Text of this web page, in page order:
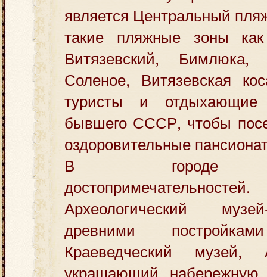
является Центральный
такие пляжные зоны
Витязевский,
Соленое, Витязевская
туристы и
бывшего СССР, чтобы
оздоровительные
В городе
Археологический
древними
Краеведческий музей,
украшающий набережную